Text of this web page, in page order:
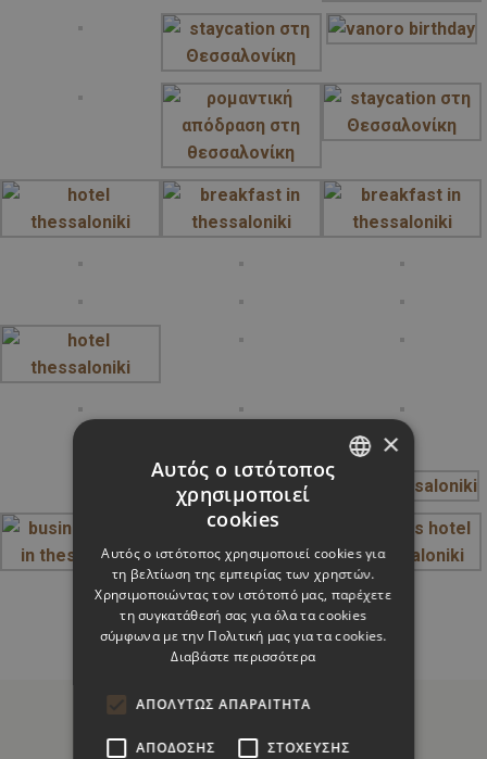
×
Αυτός ο ιστότοπος
χρησιμοποιεί
cookies
Αυτός ο ιστότοπος χρησιμοποιεί cookies για
τη βελτίωση της εμπειρίας των χρηστών.
Χρησιμοποιώντας τον ιστότοπό μας, παρέχετε
τη συγκατάθεσή σας για όλα τα cookies
σύμφωνα με την Πολιτική μας για τα cookies.
Διαβάστε περισσότερα
ΑΠΟΛΎΤΩΣ ΑΠΑΡΑΊΤΗΤΑ
ΑΠΌΔΟΣΗΣ ΣΤΌΧΕΥΣΗΣ